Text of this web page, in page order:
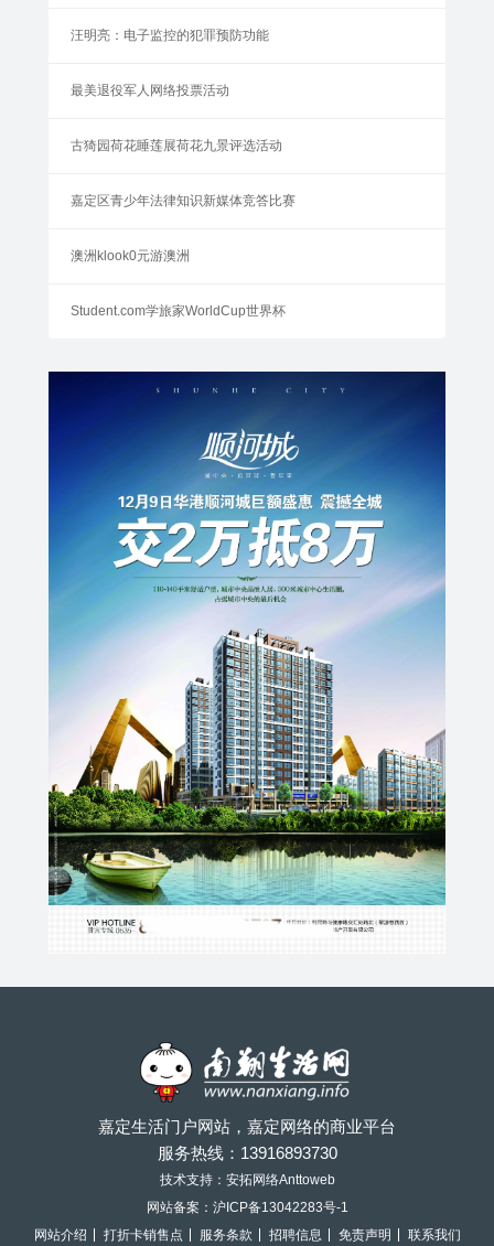
汪明亮：电子监控的犯罪预防功能
最美退役军人网络投票活动
古猗园荷花睡莲展荷花九景评选活动
嘉定区青少年法律知识新媒体竞答比赛
澳洲klook0元游澳洲
Student.com学旅家WorldCup世界杯
嘉定生活门户网站，嘉定网络的商业平台
服务热线： 13916893730
技术支持：安拓网络Anttoweb
网站备案： 沪ICP备13042283号-1
网站介绍
打折卡销售点 服务条款 招聘信息 免责声明 联系我们